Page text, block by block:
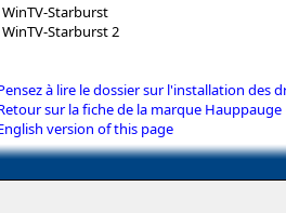
WinTV-Starburst
WinTV-Starburst 2
à lire le dossier sur l'installation des
sur la fiche de la marque Hauppauge
version of this page